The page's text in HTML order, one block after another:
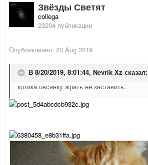
Звёзды Светят
collega
23204 публикации
Опубликовано: 20 Aug 2019
В 8/20/2019, 8:01:44, Nevrik Xz сказал:
котика овсянку жрать не заставить..